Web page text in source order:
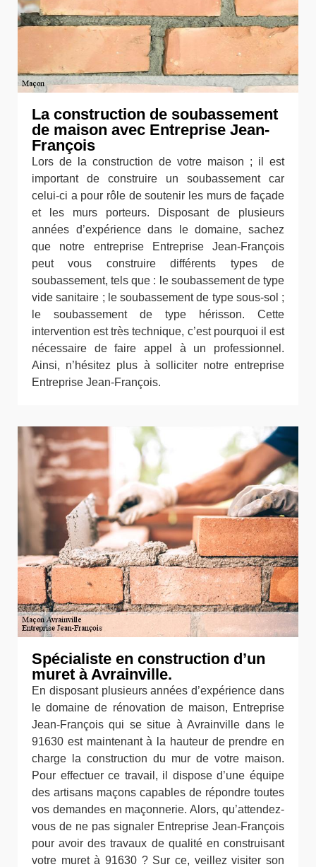
La construction de soubassement
de maison avec Entreprise Jean-
François
Lors de la construction de votre maison ; il est
important de construire un soubassement car
celui-ci a pour rôle de soutenir les murs de façade
et les murs porteurs. Disposant de plusieurs
années d’expérience dans le domaine, sachez
que notre entreprise Entreprise Jean-François
peut vous construire différents types de
soubassement, tels que : le soubassement de type
vide sanitaire ; le soubassement de type sous-sol ;
le soubassement de type hérisson. Cette
intervention est très technique, c’est pourquoi il est
nécessaire de faire appel à un professionnel.
Ainsi, n’hésitez plus à solliciter notre entreprise
Entreprise Jean-François.
Spécialiste en construction d’un
muret à Avrainville.
En disposant plusieurs années d’expérience dans
le domaine de rénovation de maison, Entreprise
Jean-François qui se situe à Avrainville dans le
91630 est maintenant à la hauteur de prendre en
charge la construction du mur de votre maison.
Pour effectuer ce travail, il dispose d’une équipe
des artisans maçons capables de répondre toutes
vos demandes en maçonnerie. Alors, qu’attendez-
vous de ne pas signaler Entreprise Jean-François
pour avoir des travaux de qualité en construisant
votre muret à 91630 ? Sur ce, veillez visiter son